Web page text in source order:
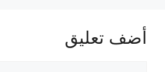
أضف تعليق